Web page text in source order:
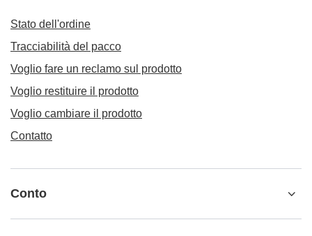
Stato dell'ordine
Tracciabilità del pacco
Voglio fare un reclamo sul prodotto
Voglio restituire il prodotto
Voglio cambiare il prodotto
Contatto
Conto